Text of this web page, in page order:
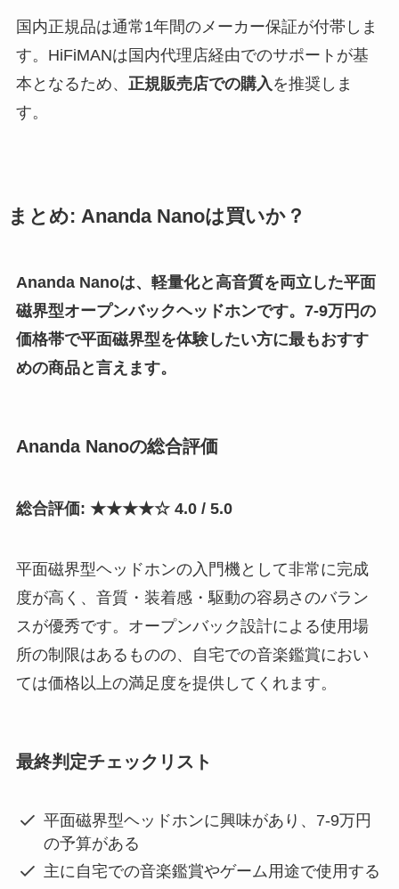
国内正規品は通常1年間のメーカー保証が付帯しま
す。HiFiMANは国内代理店経由でのサポートが基
本となるため、 正規販売店での購入を推奨しま
す。
まとめ: Ananda Nanoは買いか？
Ananda Nanoは、軽量化と高音質を両立した平面
磁界型オープンバックヘッドホンです。7-9万円の
価格帯で平面磁界型を体験したい方に最もおすす
めの商品と言えます。
Ananda Nanoの総合評価
総合評価: ★★★★☆ 4.0 / 5.0
平面磁界型ヘッドホンの入門機として非常に完成
度が高く、音質・装着感・駆動の容易さのバラン
スが優秀です。オープンバック設計による使用場
所の制限はあるものの、自宅での音楽鑑賞におい
ては価格以上の満足度を提供してくれます。
最終判定チェックリスト
平面磁界型ヘッドホンに興味があり、7-9万円
の予算がある
主に自宅での音楽鑑賞やゲーム用途で使用する